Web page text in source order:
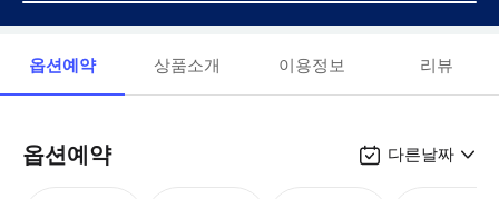
옵션예약 상품소개 이용정보 리뷰
옵션예약 다른날짜